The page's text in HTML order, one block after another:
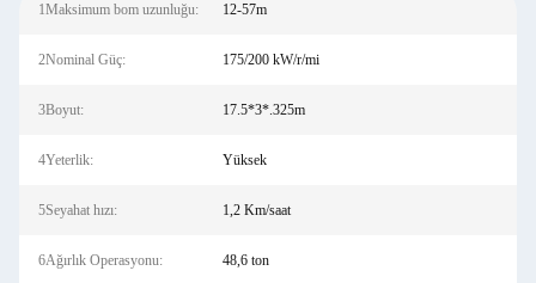
1Maksimum bom uzunluğu: 12-57m
2Nominal Güç: 175/200 kW/r/mi
3Boyut: 17.5*3*.325m
4Yeterlik: Yüksek
5Seyahat hızı: 1,2 Km/saat
6Ağırlık Operasyonu: 48,6 ton